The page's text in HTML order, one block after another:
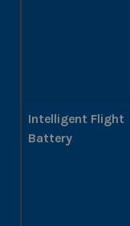
Intelligent Flight
Battery